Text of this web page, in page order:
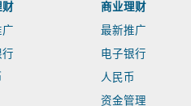
财
广
行
商业理财
最新推广
电子银行
人民币
资金管理